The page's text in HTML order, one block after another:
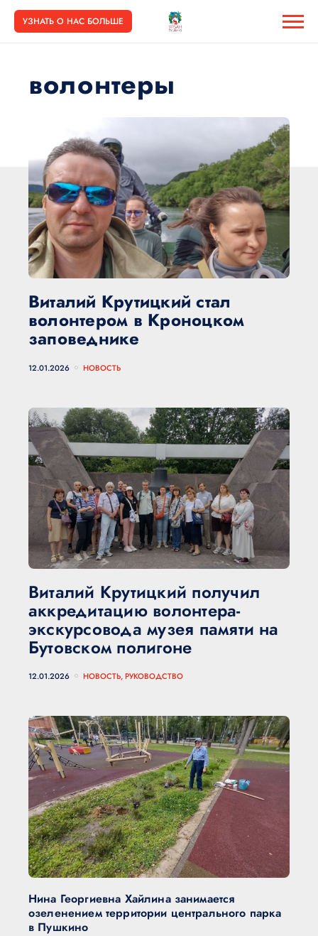
УЗНАТЬ О НАС БОЛЬШЕ
волонтеры
Виталий Крутицкий стал
волонтером в Кроноцком
заповеднике
12.01.2026 НОВОСТЬ
Виталий Крутицкий получил
аккредитацию волонтера-
экскурсовода музея памяти на
Бутовском полигоне
12.01.2026 НОВОСТЬ, РУКОВОДСТВО
Нина Георгиевна Хайлина занимается
озеленением территории центрального парка
в Пушкино